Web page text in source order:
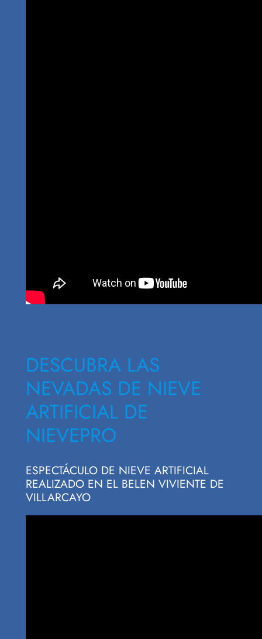
DESCUBRA LAS
NEVADAS DE NIEVE
ARTIFICIAL DE
NIEVEPRO
ESPECTÁCULO DE NIEVE ARTIFICIAL
REALIZADO EN EL BELEN VIVIENTE DE
VILLARCAYO